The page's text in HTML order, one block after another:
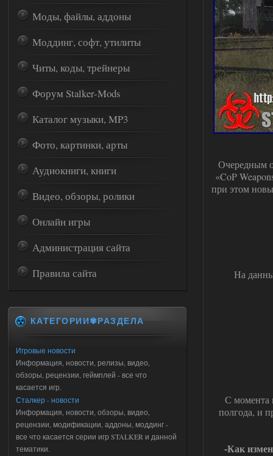
Очередным
«CoP
при этом
На
С момента
полгода, и
-Как
Моды, файлы, аддоны
Моддинг, софт, утилиты
Читы, коды, трейнеры
Форум Stalker-Mods
Каталог музыки, MP3
Фото, картинки, арты
Аудиокниги, книги
Видео, обзоры, ролики
Онлайн игры
Администрация сайта
Правила сайта
КАТЕГОРИИ✾РАЗДЕЛА
Игровые новости
Информация, новости, релизы, видео,
обзоры, рецензии, геймплей - все что
касается игр.
Сталкер - новости
Информация, новости, обзоры, видео,
рецензии, модификации, аддоны, моддинг -
все что касается серии игр STALKER и данной
тематики.